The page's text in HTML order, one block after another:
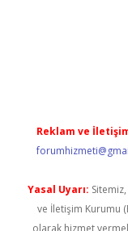
Reklam ve
Yasal Uyarı:
ve İletişim Kurumu
olarak hizmet